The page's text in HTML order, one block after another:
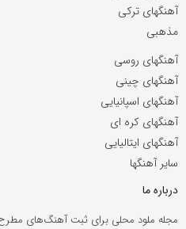
آهنگهای ترکی
مذهبی
آهنگهای روسی
آهنگهای چینی
آهنگهای اسپانیایی
آهنگهای کره ای
آهنگهای ایتالیایی
سایر آهنگها
درباره ما
مجله ملود محلی برای ثبت آهنگ‌های